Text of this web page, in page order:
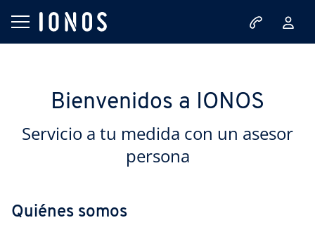
Bienvenidos a IONOS
Servicio a tu medida con un asesor
persona
Quiénes somos